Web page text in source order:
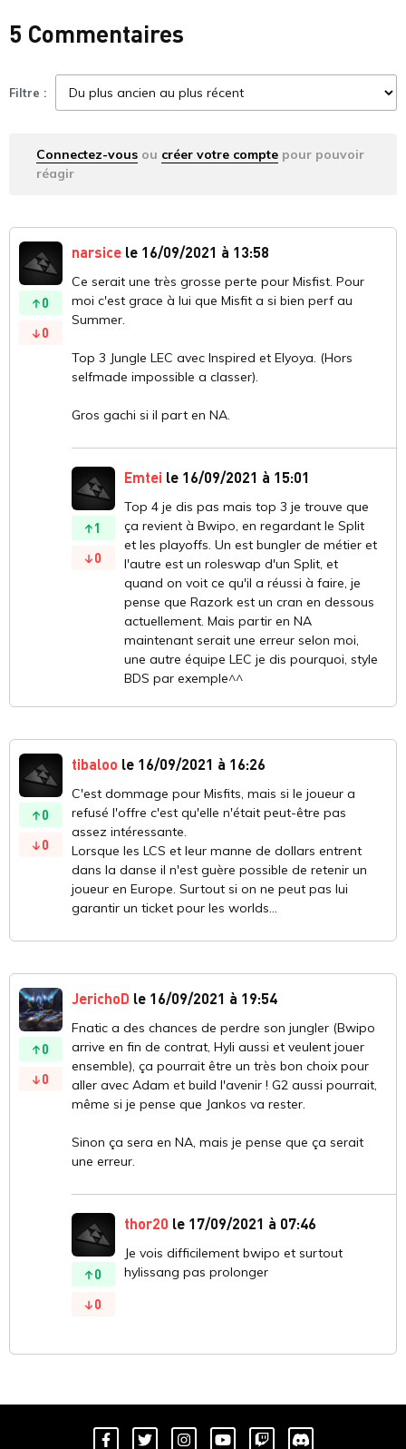
5 Commentaires
Filtre :
Connectez-vous ou créer votre compte pour pouvoir
réagir
0
0
narsice le 16/09/2021 à 13:58
Ce serait une très grosse perte pour Misfist. Pour
moi c'est grace à lui que Misfit a si bien perf au
Summer.
Top 3 Jungle LEC avec Inspired et Elyoya. (Hors
selfmade impossible a classer).
Gros gachi si il part en NA.
1
0
Emtei le 16/09/2021 à 15:01
Top 4 je dis pas mais top 3 je trouve que
ça revient à Bwipo, en regardant le Split
et les playoffs. Un est bungler de métier et
l'autre est un roleswap d'un Split, et
quand on voit ce qu'il a réussi à faire, je
pense que Razork est un cran en dessous
actuellement. Mais partir en NA
maintenant serait une erreur selon moi,
une autre équipe LEC je dis pourquoi, style
BDS par exemple^^
0
0
tibaloo le 16/09/2021 à 16:26
C'est dommage pour Misfits, mais si le joueur a
refusé l'offre c'est qu'elle n'était peut-être pas
assez intéressante.
Lorsque les LCS et leur manne de dollars entrent
dans la danse il n'est guère possible de retenir un
joueur en Europe. Surtout si on ne peut pas lui
garantir un ticket pour les worlds...
0
0
JerichoD le 16/09/2021 à 19:54
Fnatic a des chances de perdre son jungler (Bwipo
arrive en fin de contrat, Hyli aussi et veulent jouer
ensemble), ça pourrait être un très bon choix pour
aller avec Adam et build l'avenir ! G2 aussi pourrait,
même si je pense que Jankos va rester.
Sinon ça sera en NA, mais je pense que ça serait
une erreur.
0
0
thor20 le 17/09/2021 à 07:46
Je vois difficilement bwipo et surtout
hylissang pas prolonger